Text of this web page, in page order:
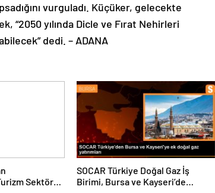
vurguladı. Küçüker, gelecekte
“2050 yılında Dicle ve Fırat Nehirleri
dedi. – ADANA
Sektörü
SOCAR Türkiye Doğal Gaz İş
Birimi, Bursa ve Kayseri’de